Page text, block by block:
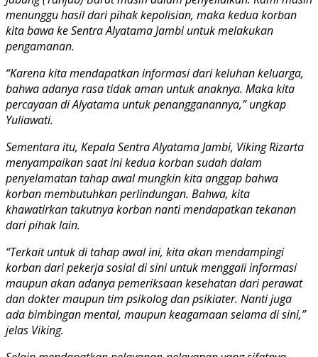
menunggu hasil dari pihak kepolisian, maka kedua korban
kita bawa ke Sentra Alyatama Jambi untuk melakukan
pengamanan.
“Karena kita mendapatkan informasi dari keluhan keluarga,
bahwa adanya rasa tidak aman untuk anaknya. Maka kita
percayaan di Alyatama untuk penangganannya,” ungkap
Yuliawati.
Sementara itu, Kepala Sentra Alyatama Jambi, Viking Rizarta
menyampaikan saat ini kedua korban sudah dalam
penyelamatan tahap awal mungkin kita anggap bahwa
korban membutuhkan perlindungan. Bahwa, kita
khawatirkan takutnya korban nanti mendapatkan tekanan
dari pihak lain.
“Terkait untuk di tahap awal ini, kita akan mendampingi
korban dari pekerja sosial di sini untuk menggali informasi
maupun akan adanya pemeriksaan kesehatan dari perawat
dan dokter maupun tim psikolog dan psikiater. Nanti juga
ada bimbingan mental, maupun keagamaan selama di sini,”
jelas Viking.